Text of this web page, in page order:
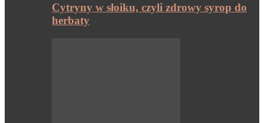
Cytryny w słoiku, czyli zdrowy syrop do
herbaty